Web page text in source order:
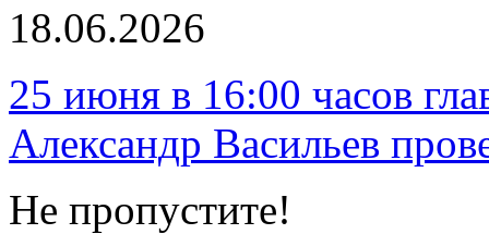
18.06.2026
25 июня в 16:00 часов
Александр Васильев
Не пропустите!